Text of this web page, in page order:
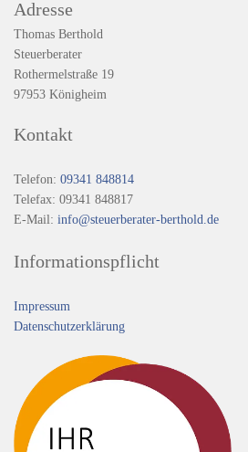
Adresse
Thomas Berthold
Steuerberater
Rothermelstraße 19
97953 Königheim
Kontakt
Telefon: 09341 848814
Telefax: 09341 848817
E-Mail: info@steuerberater-berthold.de
Informationspflicht
Impressum
Datenschutzerklärung